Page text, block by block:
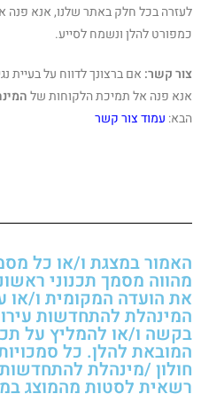
לעזרה בכל חלק באתר שלנו, אנא פנה
כמפורט להלן ונשמח לסייע.
צור קשר: אם ברצונך לדווח על בעיית
אנא פנה אל תמיכת הלקוחות של
הבא: עמוד צור קשר
האמור במצגת ו/או כל
מהווה מסמך תכנוני
את הועדה המקומית ו/או
המינהלת להתחדשות
בקשה ו/או להמליץ על
המובאת להלן. כל
חולון /מינהלת
רשאית לסטות מהמוצג